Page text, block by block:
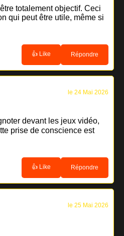
totalement objectif. Ceci
qui peut être utile, même si
👍 Like Répondre
le 24 Mai 2026
devant les jeux vidéo,
prise de conscience est
👍 Like Répondre
le 25 Mai 2026